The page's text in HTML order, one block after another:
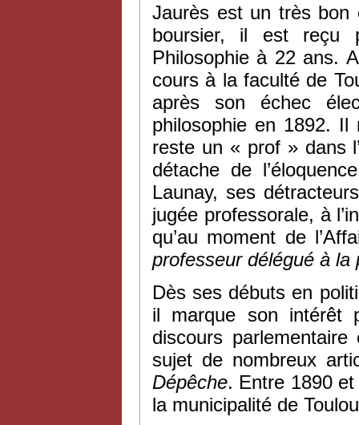
Jaurès est un très bon
boursier, il est reçu
Philosophie à 22 ans.
cours à la faculté de
après son échec
philosophie en 1892. Il
reste un « prof » dans
détache de
Launay, ses
jugée professorale, à
qu’au moment de
professeur délégué à la
Dès ses débuts en
il marque son intérêt
discours
sujet de nombreux
Dépêche. Entre 1890
la municipalité de